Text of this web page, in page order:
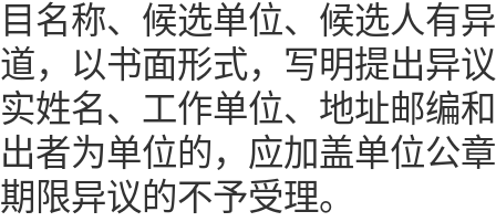
目名称、候选单位、候选人有
道，以书面形式，写明提出异
实姓名、工作单位、地址邮编
出者为单位的，应加盖单位公
期限异议的不予受理。